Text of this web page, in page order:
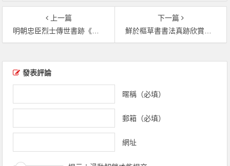
上一篇
明朝忠臣烈士傳世書跡《勝國三忠遺墨卷》（共8張圖片）
下一篇
鮮於樞草書書法真跡欣賞《韓愈石鼓歌》（共8張圖片）
發表評論
暱稱（必填）
郵箱（必填）
網址